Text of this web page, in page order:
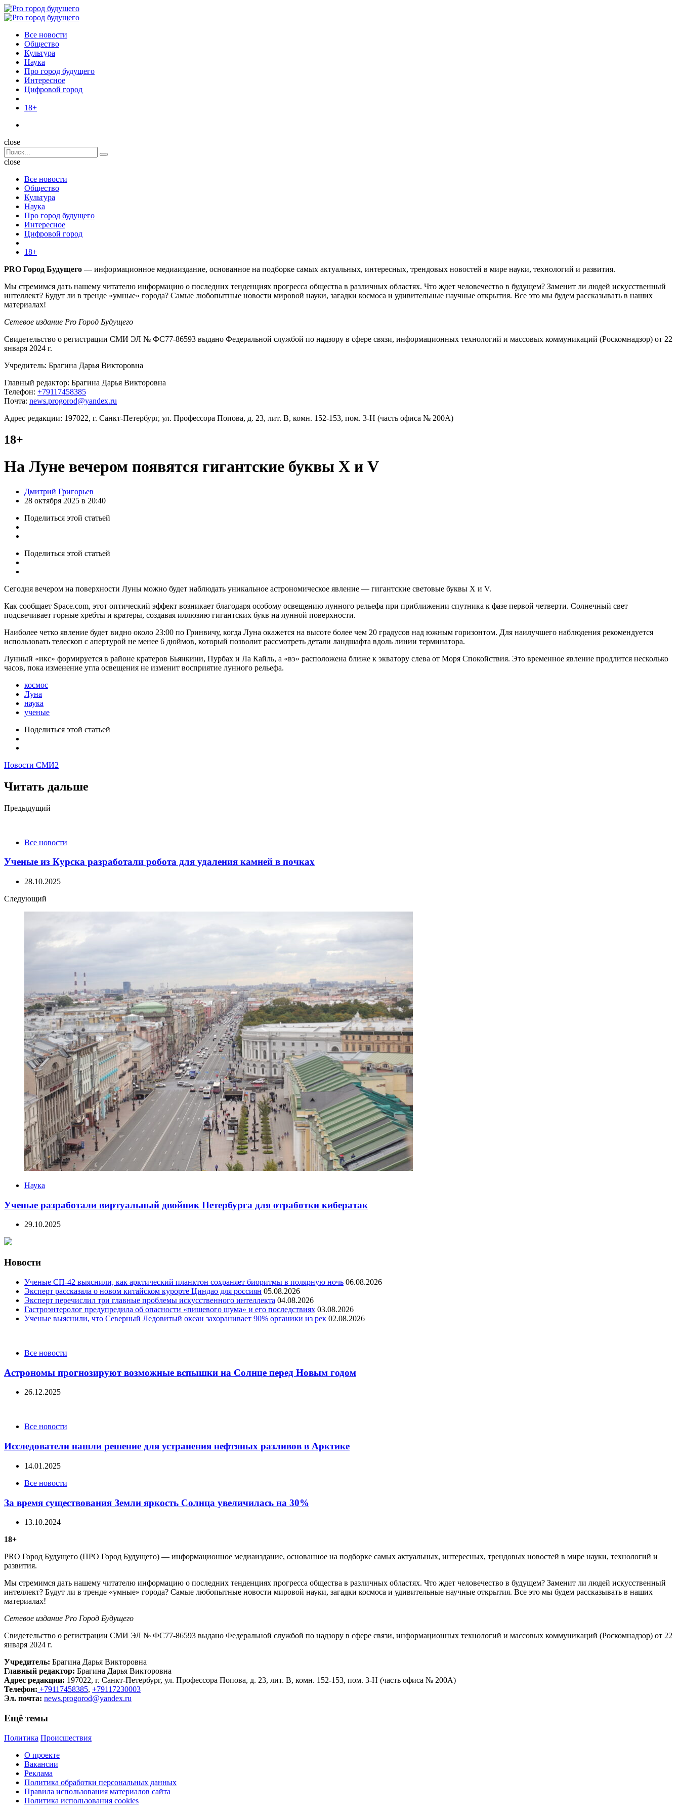
Menu
Поиск
Menu
Pro
Все новости
Общество
Культура
Наука
Про город будущего
Интересное
Цифровой город
18+
Поиск
close
Search
for:
Поиск
close
Все новости
Общество
Культура
Наука
Про город будущего
Интересное
Цифровой город
18+
PRO Город Будущего — информационное медиаиздание, основанное на подборке самых актуальных, интересных, трендовых новостей в мире науки, технологий и развития.
Мы стремимся дать нашему читателю информацию о последних тенденциях прогресса общества в различных областях. Что ждет человечество в будущем? Заменит ли людей искусственный
интеллект? Будут ли в тренде «умные» города? Самые любопытные новости мировой науки, загадки космоса и удивительные научные открытия. Все это мы будем рассказывать в наших
материалах!
Сетевое издание Pro Город Будущего
Свидетельство о регистрации СМИ ЭЛ № ФС77-86593 выдано Федеральной службой по надзору в сфере связи, информационных технологий и массовых коммуникаций (Роскомнадзор) от 22
января 2024 г.
Учредитель: Брагина Дарья Викторовна
Главный редактор: Брагина Дарья Викторовна
Телефон: +79117458385
Почта: news.progorod@yandex.ru
Адрес редакции: 197022, г. Санкт-Петербург, ул. Профессора Попова, д. 23, лит. В, комн. 152-153, пом. 3-Н (часть офиса № 200А)
18+
На Луне вечером появятся гигантские буквы X и V
Posted
by
Дмитрий Григорьев
28 октября 2025 в 20:40
Поделиться этой статьей
Поделиться этой статьей
Сегодня вечером на поверхности Луны можно будет наблюдать уникальное астрономическое явление — гигантские световые буквы X и V.
Как сообщает Space.com, этот оптический эффект возникает благодаря особому освещению лунного рельефа при приближении спутника к фазе первой четверти. Солнечный свет
подсвечивает горные хребты и кратеры, создавая иллюзию гигантских букв на лунной поверхности.
Наиболее четко явление будет видно около 23:00 по Гринвичу, когда Луна окажется на высоте более чем 20 градусов над южным горизонтом. Для наилучшего наблюдения рекомендуется
использовать телескоп с апертурой не менее 6 дюймов, который позволит рассмотреть детали ландшафта вдоль линии терминатора.
Лунный «икс» формируется в районе кратеров Бьянкини, Пурбах и Ла Кайль, а «вэ» расположена ближе к экватору слева от Моря Спокойствия. Это временное явление продлится несколько
часов, пока изменение угла освещения не изменит восприятие лунного рельефа.
космос
Луна
наука
ученые
Поделиться этой статьей
Новости СМИ2
Читать дальше
Post
Предыдущий
Все новости
Ученые из Курска разработали робота для удаления камней в почках
28.10.2025
Следующий
Наука
Ученые разработали виртуальный двойник Петербурга для отработки кибератак
29.10.2025
Новости
Ученые СП-42 выяснили, как арктический планктон сохраняет биоритмы в полярную ночь 06.08.2026
Эксперт рассказала о новом китайском курорте Циндао для россиян 05.08.2026
Эксперт перечислил три главные проблемы искусственного интеллекта 04.08.2026
Гастроэнтеролог предупредила об опасности «пищевого шума» и его последствиях 03.08.2026
Ученые выяснили, что Северный Ледовитый океан захоранивает 90% органики из рек 02.08.2026
CategoriesВсе новости
Астрономы прогнозируют возможные вспышки на Солнце перед Новым годом
26.12.2025
CategoriesВсе новости
Исследователи нашли решение для устранения нефтяных разливов в Арктике
14.01.2025
CategoriesВсе новости
За время существования Земли яркость Солнца увеличилась на 30%
13.10.2024
18+
PRO Город Будущего (ПРО Город Будущего) — информационное медиаиздание, основанное на подборке самых актуальных, интересных, трендовых новостей в мире науки, технологий и
развития.
Мы стремимся дать нашему читателю информацию о последних тенденциях прогресса общества в различных областях. Что ждет человечество в будущем? Заменит ли людей искусственный
интеллект? Будут ли в тренде «умные» города? Самые любопытные новости мировой науки, загадки космоса и удивительные научные открытия. Все это мы будем рассказывать в наших
материалах!
Сетевое издание Рrо Город Будущего
Свидетельство о регистрации СМИ ЭЛ № ФС77-86593 выдано Федеральной службой по надзору в сфере связи, информационных технологий и массовых коммуникаций (Роскомнадзор) от 22
января 2024 г.
Учредитель: Брагина Дарья Викторовна
Главный редактор: Брагина Дарья Викторовна
Адрес редакции: 197022, г. Санкт-Петербург, ул. Профессора Попова, д. 23, лит. В, комн. 152-153, пом. 3-Н (часть офиса № 200А)
Телефон: +79117458385, +79117230003
Эл. почта: news.progorod@yandex.ru
Ещё темы
Политика Происшествия
О проекте
Вакансии
Реклама
Политика обработки персональных данных
Правила использования материалов сайта
Политика использования cookies